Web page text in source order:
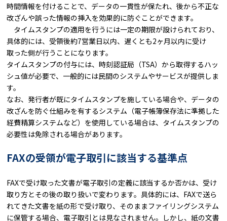
時間情報を付けることで、データの一貫性が保たれ、後から不正な
改ざんや誤った情報の挿入を効果的に防ぐことができます。
タイムスタンプの適用を行うには一定の期限が設けられており、
具体的には、受領後約7営業日以内、遅くとも2ヶ月以内に受け
取った側が行うことになります。
タイムスタンプの付与には、時刻認証局（TSA）から取得するハッ
シュ値が必要で、一般的には民間のシステムやサービスが提供しま
す。
なお、発行者が既にタイムスタンプを施している場合や、データの
改ざんを防ぐ仕組みを有するシステム（電子帳簿保存法に準拠した
経費精算システムなど）を使用している場合は、タイムスタンプの
必要性は免除される場合があります。
FAXの受領が電子取引に該当する基準点
FAXで受け取った文書が電子取引の定義に該当するか否かは、受け
取り方とその後の取り扱いで変わります。具体的には、FAXで送ら
れてきた文書を紙の形で受け取り、そのままファイリングシステム
に保管する場合、電子取引とは見なされません。しかし、紙の文書